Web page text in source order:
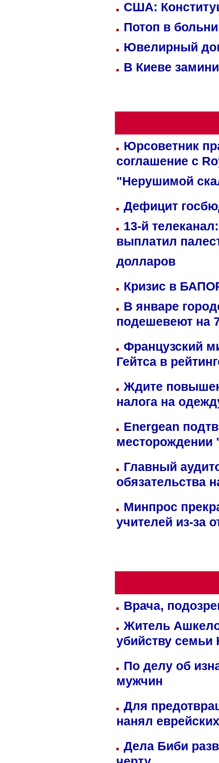
США:
Потоп в
Ювелирный
В Киеве
Юрсоветник
соглашение с
"Нерушимой
Дефицит
13-й
выплатил
долларов
Кризис в
В январе
подешевеют на
Французский
Гейтса в
Ждите
налога на
Energean
Главный
обязательства
Минпрос
учителей из-за
Врача,
Житель
убийству семьи
По делу об
мужчин
Для
нанял
Дела Биби